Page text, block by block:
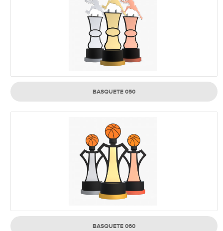
BASQUETE 050
BASQUETE 060